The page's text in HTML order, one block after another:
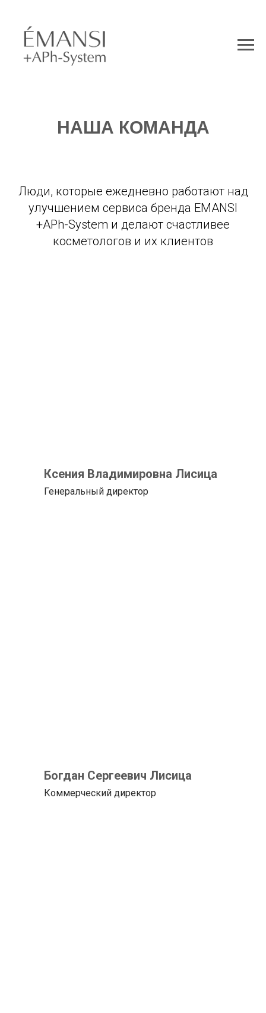
НАША КОМАНДА
Люди, которые ежедневно работают над
улучшением сервиса бренда EMANSI
+APh-System и делают счастливее
косметологов и их клиентов
Ксения Владимировна Лисица
Генеральный директор
Богдан Сергеевич Лисица
Коммерческий директор